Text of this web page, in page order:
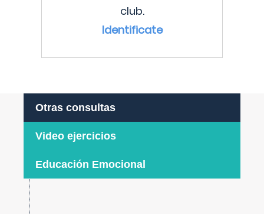
club.
Identificate
Otras consultas
Video ejercicios
Educación Emocional